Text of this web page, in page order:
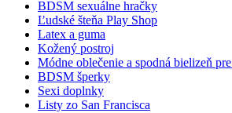
BDSM sexuálne hračky
Ľudské šteňa Play Shop
Latex a guma
Kožený postroj
Módne oblečenie a spodná bielizeň
BDSM šperky
Sexi doplnky
Listy zo San Francisca